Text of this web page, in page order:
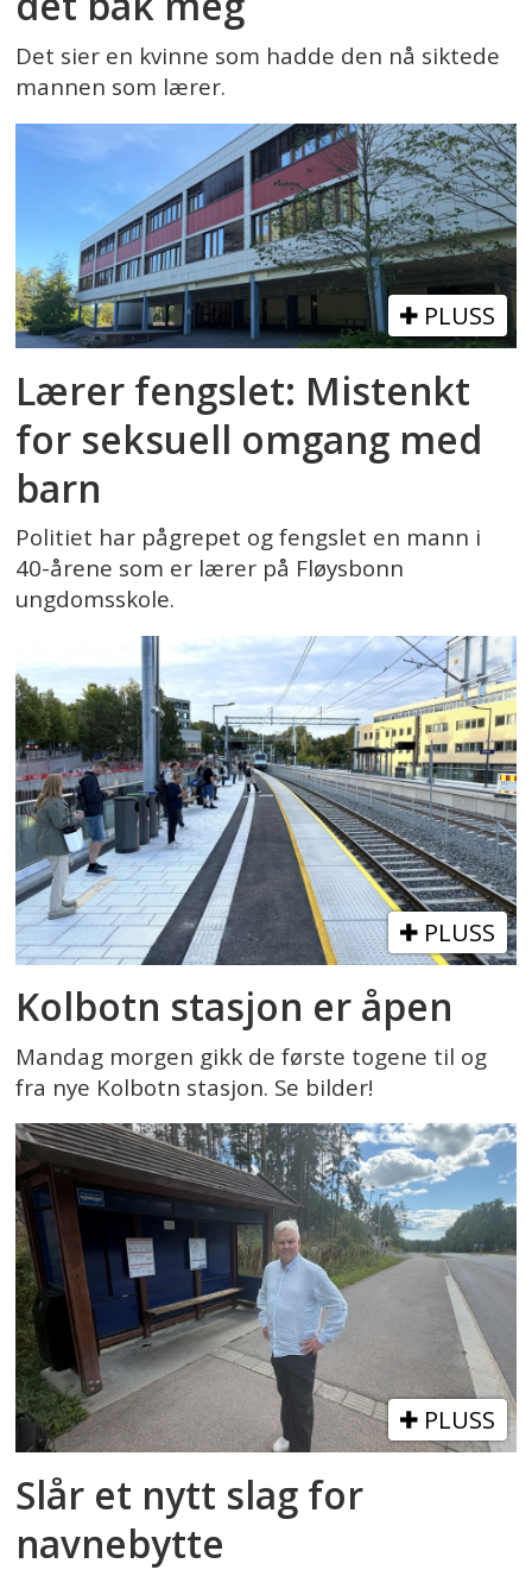
Det sier en kvinne som hadde den nå siktede
mannen som lærer.
PLUSS
Lærer fengslet: Mistenkt
for seksuell omgang med
barn
Politiet har pågrepet og fengslet en mann i
40-årene som er lærer på Fløysbonn
ungdomsskole.
PLUSS
Kolbotn stasjon er åpen
Mandag morgen gikk de første togene til og
fra nye Kolbotn stasjon. Se bilder!
PLUSS
Slår et nytt slag for
navnebytte